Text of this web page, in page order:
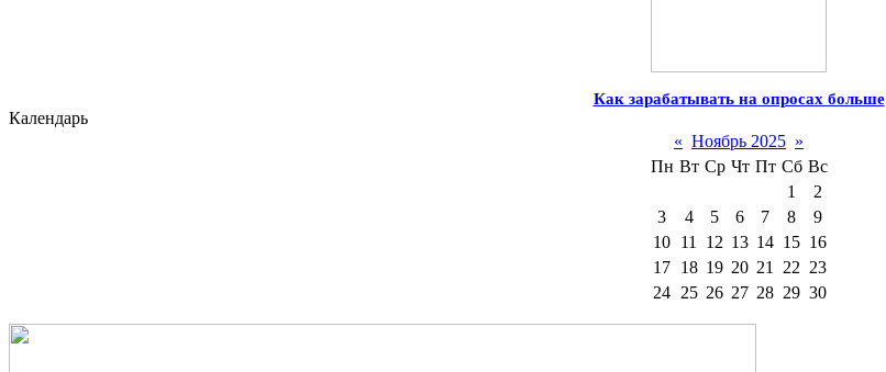
Как зарабатывать на опросах больше
Календарь
« Ноябрь 2025 »
Пн Вт Ср Чт Пт Сб Вс
1
2
3
4 5 6 7 8
9
10 11 12 13 14 15 16
17 18 19 20 21 22 23
24 25 26 27 28 29 30